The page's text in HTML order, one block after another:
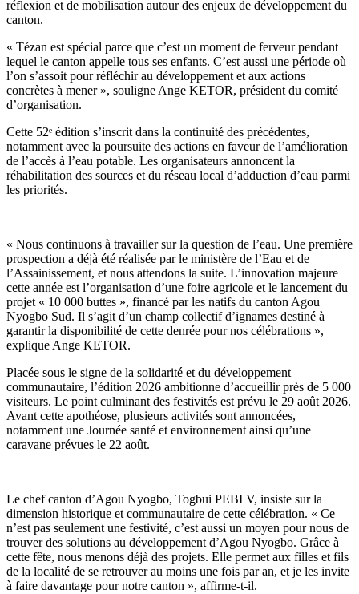
réflexion et de mobilisation autour des enjeux de développement du
canton.
« Tézan est spécial parce que c’est un moment de ferveur pendant
lequel le canton appelle tous ses enfants. C’est aussi une période où
l’on s’assoit pour réfléchir au développement et aux actions
concrètes à mener », souligne Ange KETOR, président du comité
d’organisation.
Cette 52ᵉ édition s’inscrit dans la continuité des précédentes,
notamment avec la poursuite des actions en faveur de l’amélioration
de l’accès à l’eau potable. Les organisateurs annoncent la
réhabilitation des sources et du réseau local d’adduction d’eau parmi
les priorités.
« Nous continuons à travailler sur la question de l’eau. Une première
prospection a déjà été réalisée par le ministère de l’Eau et de
l’Assainissement, et nous attendons la suite. L’innovation majeure
cette année est l’organisation d’une foire agricole et le lancement du
projet « 10 000 buttes », financé par les natifs du canton Agou
Nyogbo Sud. Il s’agit d’un champ collectif d’ignames destiné à
garantir la disponibilité de cette denrée pour nos célébrations »,
explique Ange KETOR.
Placée sous le signe de la solidarité et du développement
communautaire, l’édition 2026 ambitionne d’accueillir près de 5 000
visiteurs. Le point culminant des festivités est prévu le 29 août 2026.
Avant cette apothéose, plusieurs activités sont annoncées,
notamment une Journée santé et environnement ainsi qu’une
caravane prévues le 22 août.
Le chef canton d’Agou Nyogbo, Togbui PEBI V, insiste sur la
dimension historique et communautaire de cette célébration. « Ce
n’est pas seulement une festivité, c’est aussi un moyen pour nous de
trouver des solutions au développement d’Agou Nyogbo. Grâce à
cette fête, nous menons déjà des projets. Elle permet aux filles et fils
de la localité de se retrouver au moins une fois par an, et je les invite
à faire davantage pour notre canton », affirme-t-il.